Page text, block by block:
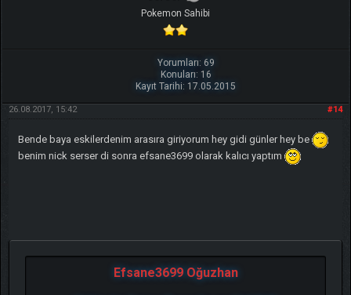
Pokemon Sahibi
Yorumları: 69
Konuları: 16
Kayıt Tarihi: 17.05.2015
#14
26.08.2017, 15:42
Bende baya eskilerdenim arasıra giriyorum hey gidi günler hey be
benim nick serser di sonra efsane3699 olarak kalıcı yaptım
Efsane3699 Oğuzhan